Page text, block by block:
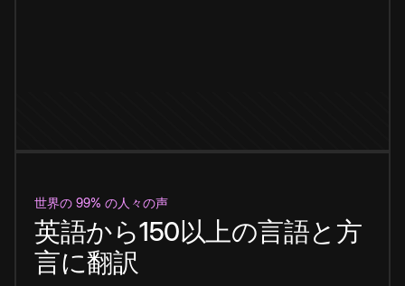
世界の 99% の人々の声
英語から150以上の言語と方
言に翻訳